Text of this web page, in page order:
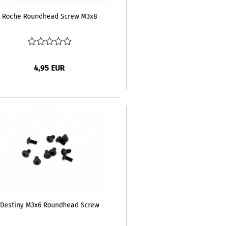
Roche Roundhead Screw M3x8
4,95 EUR
Destiny M3x6 Roundhead Screw